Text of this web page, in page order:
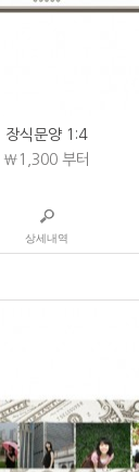
장식문양 1:4
₩1,300부터
상세내역